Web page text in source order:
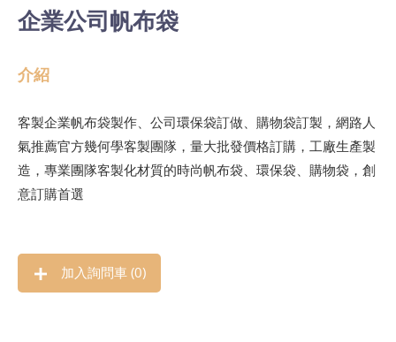
企業公司帆布袋
介紹
客製企業帆布袋製作、公司環保袋訂做、購物袋訂製，網路人
氣推薦官方幾何學客製團隊，量大批發價格訂購，工廠生產製
造，專業團隊客製化材質的時尚帆布袋、環保袋、購物袋，創
意訂購首選
加入詢問車 (0)